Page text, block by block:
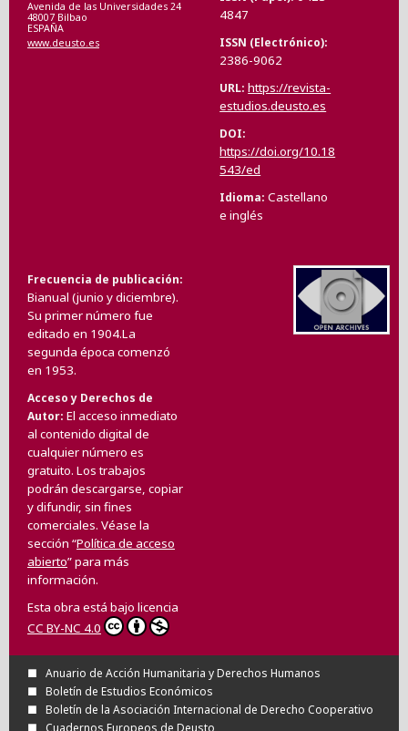
Avenida de las Universidades 24
48007 Bilbao
ESPAÑA
www.deusto.es
4847
ISSN (Electrónico)
2386-9062
URL https://revista-
estudios.deusto.es
DOI
https://doi.org/10.18
543/ed
Idioma Castellano
e inglés
Frecuencia de publicación
Bianual (junio y diciembre).
Su primer número fue
editado en 1904.La
segunda época comenzó
en 1953.
Acceso y Derechos de
Autor El acceso inmediato
al contenido digital de
cualquier número es
gratuito. Los trabajos
podrán descargarse, copiar
y difundir, sin fines
comerciales. Véase la
sección “Política de acceso
abierto” para más
información.
Esta obra está bajo licencia
CC BY-NC 4.0
Anuario de Acción Humanitaria y Derechos Humanos
Boletín de Estudios Económicos
Boletín de la Asociación Internacional de Derecho Cooperativo
Cuadernos Europeos de Deusto